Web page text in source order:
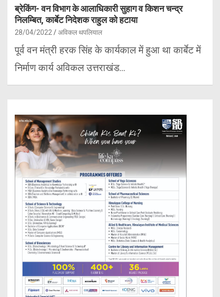
ब्रेकिंग- वन विभाग के आलाधिकारी सुहाग व किशन चन्द्र
निलम्बित, कार्बेट निदेशक राहुल को हटाया
28/04/2022 अविकल थपलियाल
पूर्व वन मंत्री हरक सिंह के कार्यकाल में हुआ था कार्बेट में
निर्माण कार्य अविकल उत्तराखंड…